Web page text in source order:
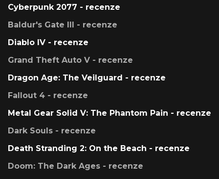
Cyberpunk 2077 - recenze
Baldur's Gate III - recenze
Diablo IV - recenze
Grand Theft Auto V - recenze
Dragon Age: The Veilguard - recenze
Fallout 4 - recenze
Metal Gear Solid V: The Phantom Pain - recenze
Dark Souls - recenze
Death Stranding 2: On the Beach - recenze
Doom: The Dark Ages - recenze